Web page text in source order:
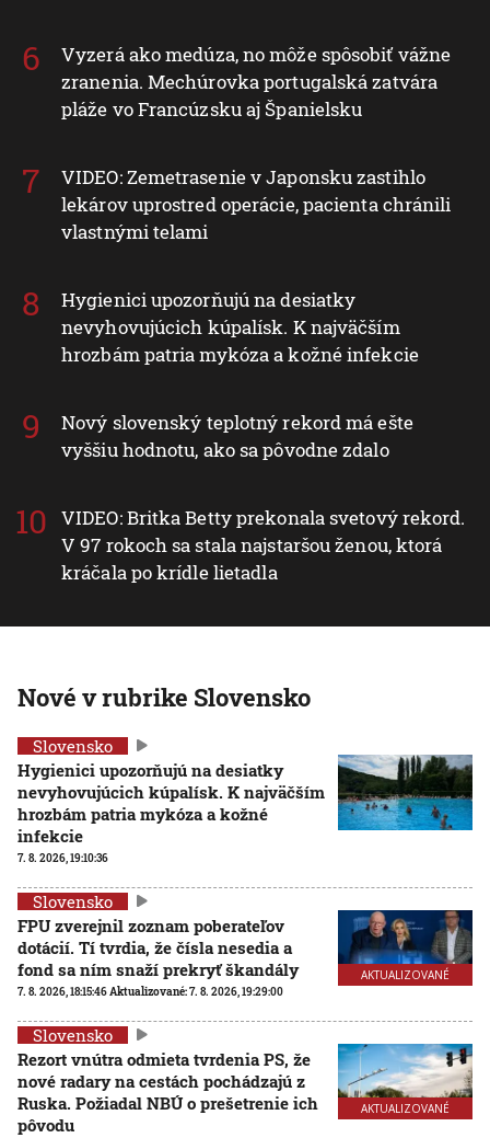
Vyzerá ako medúza, no môže spôsobiť vážne
zranenia. Mechúrovka portugalská zatvára
pláže vo Francúzsku aj Španielsku
VIDEO: Zemetrasenie v Japonsku zastihlo
lekárov uprostred operácie, pacienta chránili
vlastnými telami
Hygienici upozorňujú na desiatky
nevyhovujúcich kúpalísk. K najväčším
hrozbám patria mykóza a kožné infekcie
Nový slovenský teplotný rekord má ešte
vyššiu hodnotu, ako sa pôvodne zdalo
VIDEO: Britka Betty prekonala svetový rekord.
V 97 rokoch sa stala najstaršou ženou, ktorá
kráčala po krídle lietadla
Nové v rubrike Slovensko
Slovensko
Hygienici upozorňujú na desiatky
nevyhovujúcich kúpalísk. K najväčším
hrozbám patria mykóza a kožné
infekcie
7. 8. 2026, 19:10:36
AKTUALIZOVANÉ
Slovensko
FPU zverejnil zoznam poberateľov
dotácií. Tí tvrdia, že čísla nesedia a
fond sa ním snaží prekryť škandály
7. 8. 2026, 18:15:46 Aktualizované:7. 8. 2026, 19:29:00
AKTUALIZOVANÉ
Slovensko
Rezort vnútra odmieta tvrdenia PS, že
nové radary na cestách pochádzajú z
Ruska. Požiadal NBÚ o prešetrenie ich
pôvodu